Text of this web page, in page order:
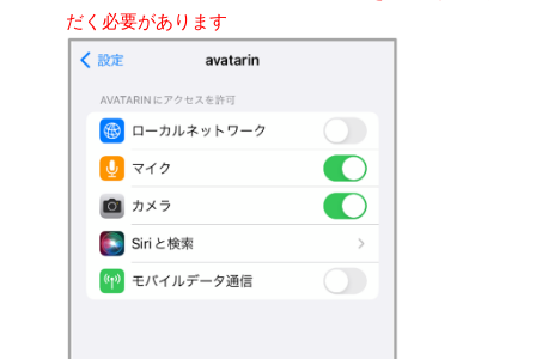
だく必要があります